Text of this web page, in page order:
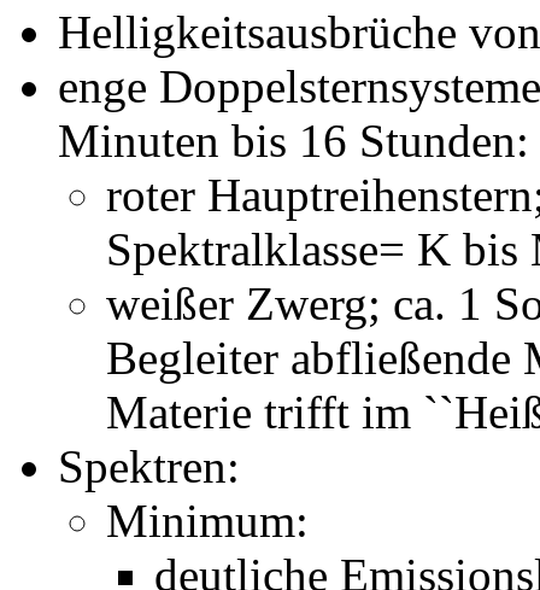
Helligkeitsausbrüche
enge
Minuten bis 16 Stunden:
roter
Spektralklasse= K
weißer Zwerg; ca. 1
Begleiter abfließende
Materie trifft im
Spektren:
Minimum:
deutliche